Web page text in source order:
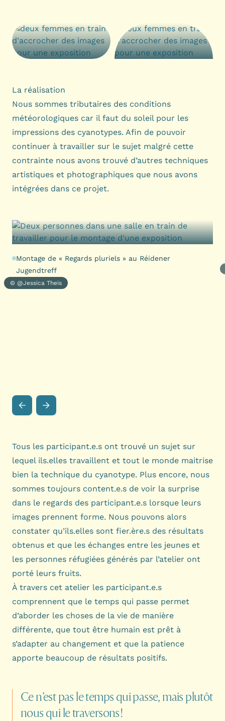
La réalisation
Nous sommes tributaires des conditions
météorologiques car il faut du soleil pour les
impressions des cyanotypes. Afin de pouvoir
continuer à travailler sur le sujet malgré cette
contrainte nous avons trouvé d’autres techniques
artistiques et photographiques que nous avons
intégrées dans ce projet.
Montage de « Regards pluriels ­­» au Réidener
Jugendtreff
© @Jessica Theis
Tous les participant.e.s ont trouvé un sujet sur
lequel ils.elles travaillent et tout le monde maitrise
bien la technique du cyanotype. Plus encore, nous
sommes toujours content.e.s de voir la surprise
dans le regards des participant.e.s lorsque leurs
images prennent forme. Nous pouvons alors
constater qu’ils.elles sont fier.ère.s des résultats
obtenus et que les échanges entre les jeunes et
les personnes réfugiées générés par l’atelier ont
porté leurs fruits.
À travers cet atelier les participant.e.s
comprennent que le temps qui passe permet
d’aborder les choses de la vie de manière
différente, que tout être humain est prêt à
s’adapter au changement et que la patience
apporte beaucoup de résultats positifs.
Cen’estpas letemps quipasse, mais plutôt
nous qui letraversons !